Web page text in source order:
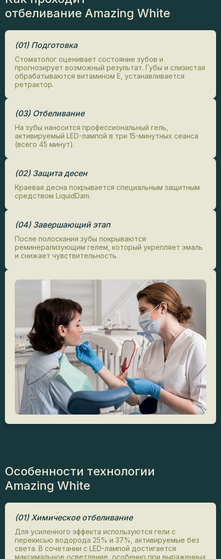
отбеливание Amazing White
(01) Подготовка
Стоматолог оценивает состояние зубов и
прогнозирует возможный результат. Губы и слизистая
обрабатываются витамином Е, устанавливается
ретрактор.
(03) Отбеливание
На зубы наносится профессиональный гель,
активируемый LED-лампой в три 15-минутных сеанса
(всего 45 минут).
(02) Защита десен
Краевая десна покрывается специальным защитным
средством LiquidDam.
(04) Завершающий этап
После полоскания зубы покрываются
реминерализующим гелем, который укрепляет эмаль
и снижает чувствительность.
Особенности технологии
Amazing White
(01) Химическое отбеливание
Для усиленного эффекта используются гели с
перекисью водорода 25% и 37%, активируемые без
света. В сочетании с LED-лампой достигается
максимальное осветление, особенно при выраженных